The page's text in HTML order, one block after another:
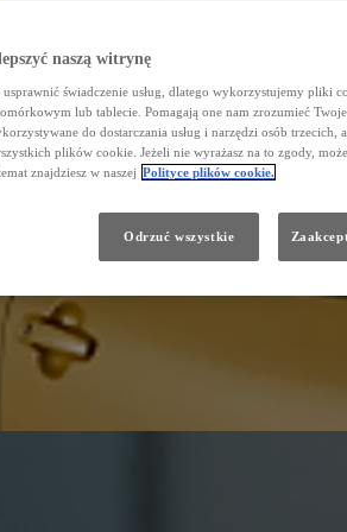
naszą witrynę
świadczenie usług, dlatego wykorzystujemy pliki
lub tablecie. Pomagają one nam zrozumieć
do dostarczania usług i narzędzi osób trzecich, a
plików cookie. Jeżeli nie wyrażasz na to zgody,
znajdziesz w naszej Polityce plików cookie.
Odrzuć wszystkie